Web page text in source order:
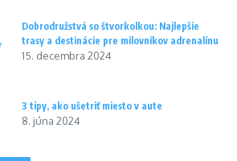
Dobrodružstvá so štvorkolkou: Najlepšie
trasy a destinácie pre milovníkov adrenalínu
15. decembra 2024
3 tipy, ako ušetriť miesto v aute
8. júna 2024